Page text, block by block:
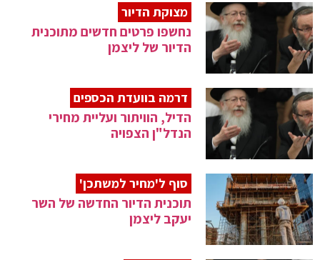
מצוקת הדיור
נחשפו פרטים חדשים מתוכנית
הדיור של ליצמן
דרמה בוועדת הכספים
הדיל, הוויתור ועליית מחירי
הנדל"ן הצפויה
סוף ל'מחיר למשתכן'
תוכנית הדיור החדשה של השר
יעקב ליצמן